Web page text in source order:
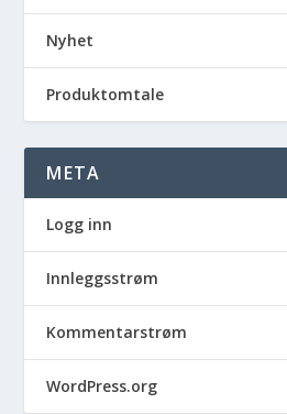
Nyhet
Produktomtale
META
Logg inn
Innleggsstrøm
Kommentarstrøm
WordPress.org